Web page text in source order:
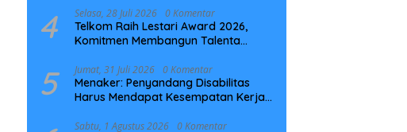
4 Selasa, 28 Juli 2026 0 Komentar
Telkom Raih Lestari Award 2026,
Komitmen Membangun Talenta
5 Jumat, 31 Juli 2026 0 Komentar
Menaker: Penyandang Disabilitas
Harus Mendapat Kesempatan Kerja
Sabtu, 1 Agustus 2026 0 Komentar